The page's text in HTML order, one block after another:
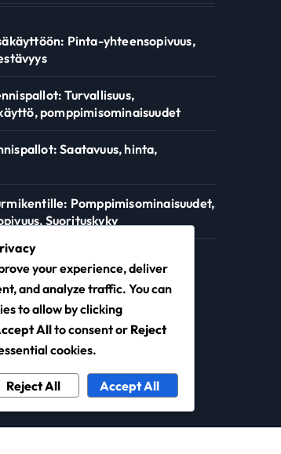
Pinta-yhteensopivuus,
Turvallisuus,
pomppimisominaisuudet
Saatavuus, hinta,
Pomppimisominaisuudet,
Suorituskyky
Pinta-interaktio,
your experience, deliver
and analyze traffic. You can
to allow by clicking
Allto consent or Reject
cookies.
Reject All Accept All